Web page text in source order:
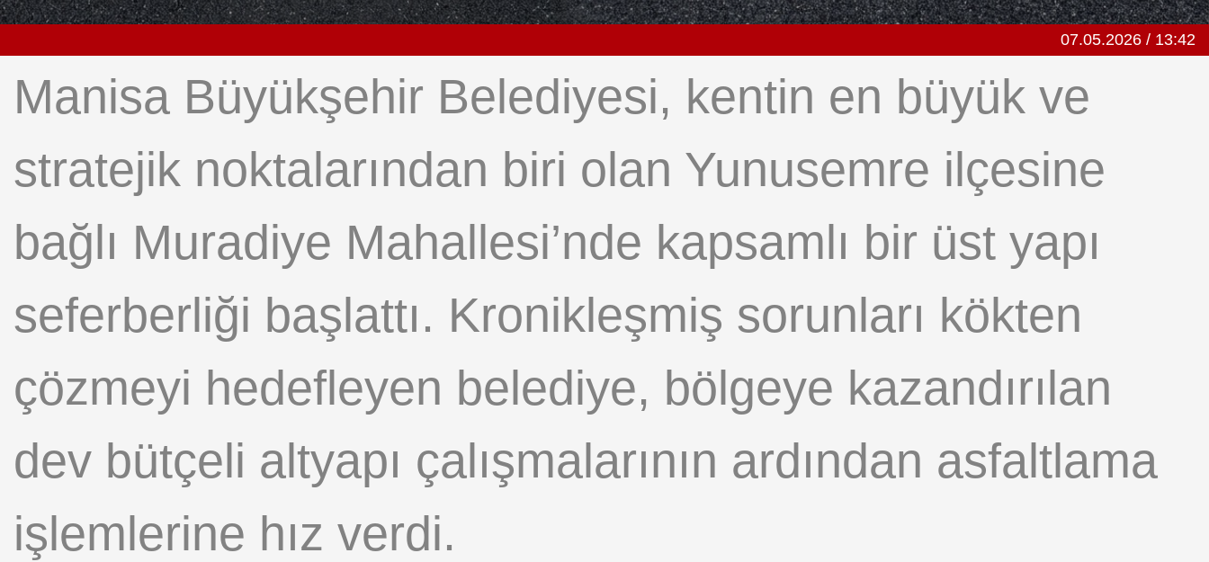
07.05.2026 / 13:42
Manisa Büyükşehir Belediyesi, kentin en büyük ve
stratejik noktalarından biri olan Yunusemre ilçesine
bağlı Muradiye Mahallesi’nde kapsamlı bir üst yapı
seferberliği başlattı. Kronikleşmiş sorunları kökten
çözmeyi hedefleyen belediye, bölgeye kazandırılan
dev bütçeli altyapı çalışmalarının ardından asfaltlama
işlemlerine hız verdi.